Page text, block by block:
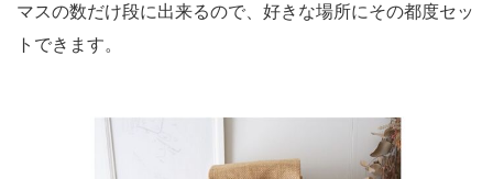
マスの数だけ段に出来るので、好きな場所にその都度セッ
トできます。